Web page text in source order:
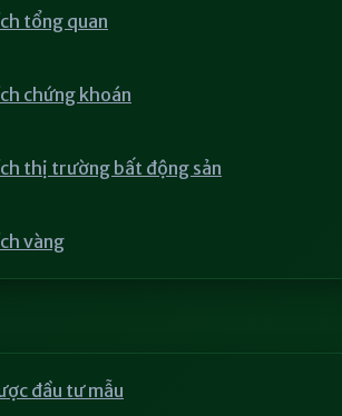
tổng quan
chứng khoán
thị trường bất động sản
vàng
đầu tư mẫu